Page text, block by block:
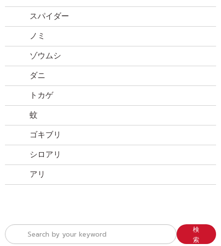
検
索
スパイダー
ノミ
ゾウムシ
ダニ
トカゲ
蚊
ゴキブリ
シロアリ
アリ